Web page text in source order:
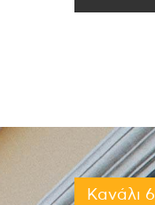
Κανάλι 6